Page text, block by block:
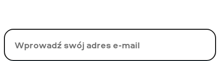
Twój email